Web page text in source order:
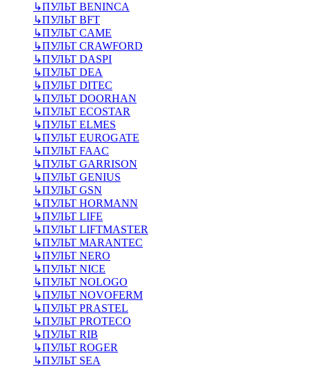
↳ПУЛЬТ BENINCA
↳ПУЛЬТ BFT
↳ПУЛЬТ CAME
↳ПУЛЬТ CRAWFORD
↳ПУЛЬТ DASPI
↳ПУЛЬТ DEA
↳ПУЛЬТ DITEC
↳ПУЛЬТ DOORHAN
↳ПУЛЬТ ECOSTAR
↳ПУЛЬТ ELMES
↳ПУЛЬТ EUROGATE
↳ПУЛЬТ FAAC
↳ПУЛЬТ GARRISON
↳ПУЛЬТ GENIUS
↳ПУЛЬТ GSN
↳ПУЛЬТ HORMANN
↳ПУЛЬТ LIFE
↳ПУЛЬТ LIFTMASTER
↳ПУЛЬТ MARANTEC
↳ПУЛЬТ NERO
↳ПУЛЬТ NICE
↳ПУЛЬТ NOLOGO
↳ПУЛЬТ NOVOFERM
↳ПУЛЬТ PRASTEL
↳ПУЛЬТ PROTECO
↳ПУЛЬТ RIB
↳ПУЛЬТ ROGER
↳ПУЛЬТ SEA